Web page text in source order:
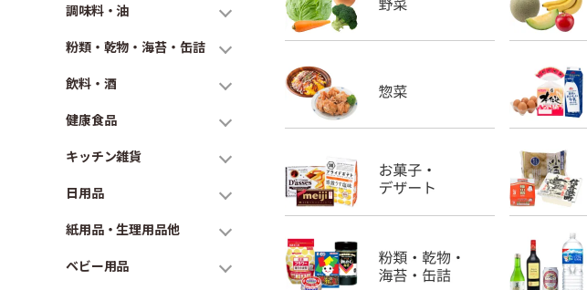
調味料・油
粉類・乾物・海苔・缶詰
飲料・酒
健康食品
キッチン雑貨
日用品
紙用品・生理用品他
ベビー用品